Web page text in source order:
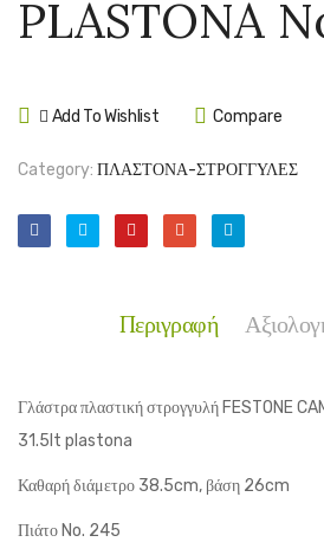
PLASTONA
Add To Wishlist Compare
Category: ΠΛΑΣΤΟΝΑ-ΣΤΡΟΓΓΥΛΕΣ
Περιγραφή
Γλάστρα πλαστική στρογγυλή FESTONE
31.5lt plastona
Καθαρή διάμετρο 38.5cm, βάση 26cm
Πιάτο No. 245